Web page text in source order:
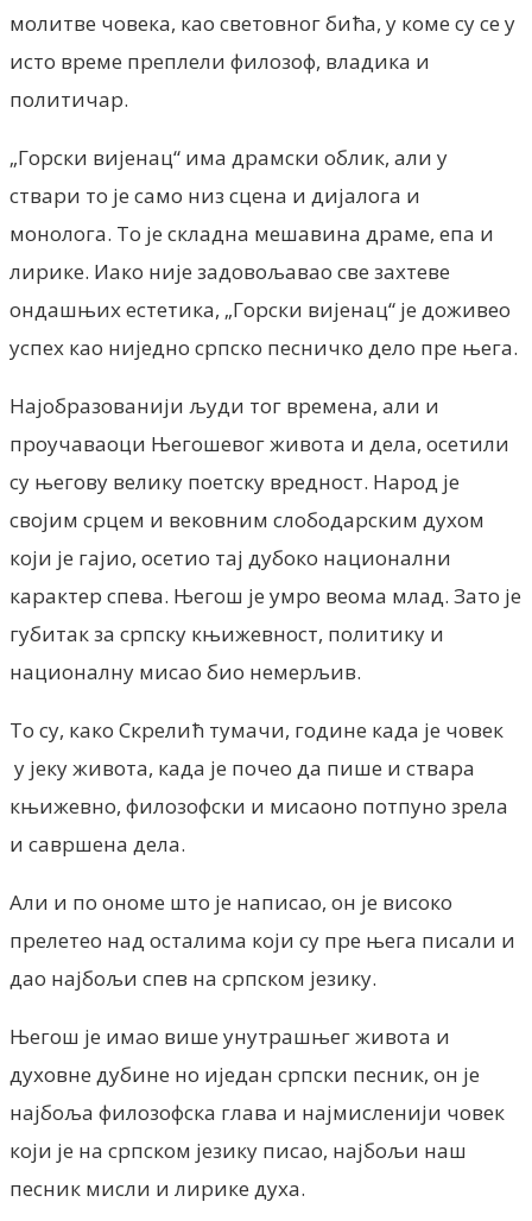
молитве човека, као световног бића, у коме су се у
исто време преплели филозоф, владика и
политичар.
„Горски вијенац“ има драмски облик, али у
ствари то је само низ сцена и дијалога и
монолога. То је складна мешавина драме, епа и
лирике. Иако није задовољавао све захтеве
ондашњих естетика, „Горски вијенац“ је доживео
успех као ниједно српско песничко дело пре њега.
Најобразованији људи тог времена, али и
проучаваоци Његошевог живота и дела, осетили
су његову велику поетску вредност. Народ је
својим срцем и вековним слободарским духом
који је гајио, осетио тај дубоко национални
карактер спева. Његош је умро веома млад. Зато је
губитак за српску књижевност, политику и
националну мисао био немерљив.
То су, како Скрелић тумачи, године када је човек
у јеку живота, када је почео да пише и ствара
књижевно, филозофски и мисаоно потпуно зрела
и савршена дела.
Али и по ономе што је написао, он је високо
прелетео над осталима који су пре њега писали и
дао најбољи спев на српском језику.
Његош је имао више унутрашњег живота и
духовне дубине но иједан српски песник, он је
најбоља филозофска глава и најмисленији човек
који је на српском језику писао, најбољи наш
песник мисли и лирике духа.